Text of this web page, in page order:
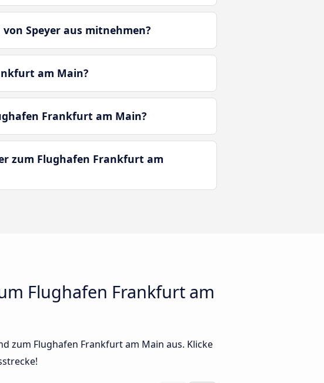
Speyer aus mitnehmen?
am Main?
Frankfurt am Main?
zum Flughafen Frankfurt am
Flughafen Frankfurt am
zum Flughafen Frankfurt am Main aus. Klicke